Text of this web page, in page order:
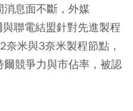
息面不斷，外媒
聯電結盟針對先進製程
米與3奈米製程節點，
競爭力與市佔率，被認